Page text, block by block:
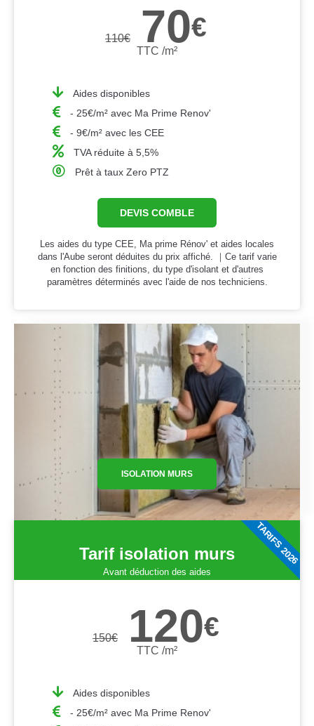
110€ 70€
TTC /m²
Aides disponibles
- 25€/m² avec Ma Prime Renov'
- 9€/m² avec les CEE
TVA réduite à 5,5%
Prêt à taux Zero PTZ
DEVIS COMBLE
Les aides du type CEE, Ma prime Rénov' et aides locales
dans l'Aube seront déduites du prix affiché. ｜Ce tarif varie
en fonction des finitions, du type d'isolant et d'autres
paramètres déterminés avec l'aide de nos techniciens.
ISOLATION MURS
Tarif isolation murs
Avant déduction des aides
150€ 120€
TTC /m²
Aides disponibles
- 25€/m² avec Ma Prime Renov'
TARIFS 2026